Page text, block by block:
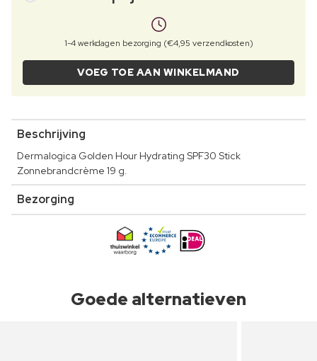
1-4 werkdagen bezorging (€4,95 verzendkosten)
VOEG TOE AAN WINKELMAND
Beschrijving
Dermalogica Golden Hour Hydrating SPF30 Stick
Zonnebrandcrème 19 g.
Bezorging
Goede alternatieven